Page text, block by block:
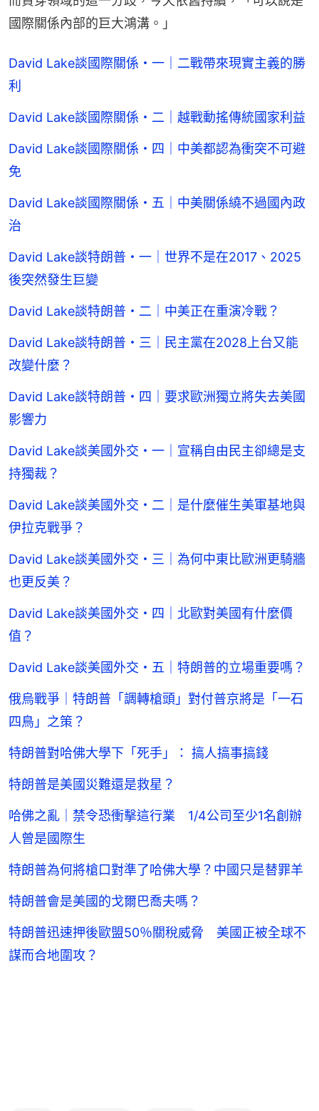
國際關係內部的巨大鴻溝。」
David Lake談國際關係・一｜二戰帶來現實主義的勝
利
David Lake談國際關係・二｜越戰動搖傳統國家利益
David Lake談國際關係・四｜中美都認為衝突不可避
免
David Lake談國際關係・五｜中美關係繞不過國內政
治
David Lake談特朗普・一｜世界不是在2017、2025
後突然發生巨變
David Lake談特朗普・二｜中美正在重演冷戰？
David Lake談特朗普・三｜民主黨在2028上台又能
改變什麼？
David Lake談特朗普・四｜要求歐洲獨立將失去美國
影響力
David Lake談美國外交・一｜宣稱自由民主卻總是支
持獨裁？
David Lake談美國外交・二｜是什麼催生美軍基地與
伊拉克戰爭？
David Lake談美國外交・三｜為何中東比歐洲更騎牆
也更反美？
David Lake談美國外交・四｜北歐對美國有什麼價
值？
David Lake談美國外交・五｜特朗普的立場重要嗎？
俄烏戰爭｜特朗普「調轉槍頭」對付普京將是「一石
四鳥」之策？
特朗普對哈佛大學下「死手」： 搞人搞事搞錢
特朗普是美國災難還是救星？
哈佛之亂｜禁令恐衝擊這行業 1/4公司至少1名創辦
人曾是國際生
特朗普為何將槍口對準了哈佛大學？中國只是替罪羊
特朗普會是美國的戈爾巴喬夫嗎？
特朗普迅速押後歐盟50％關稅威脅 美國正被全球不
謀而合地圍攻？